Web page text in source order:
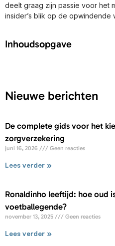
deelt graag zijn passie voor het
insider’s blik op de opwindende
Inhoudsopgave
Nieuwe berichten
De complete gids voor het
zorgverzekering
juni 16, 2026 Geen reacties
Lees verder »
Ronaldinho leeftijd: hoe oud
voetballegende?
november 13, 2025 Geen reacties
Lees verder »